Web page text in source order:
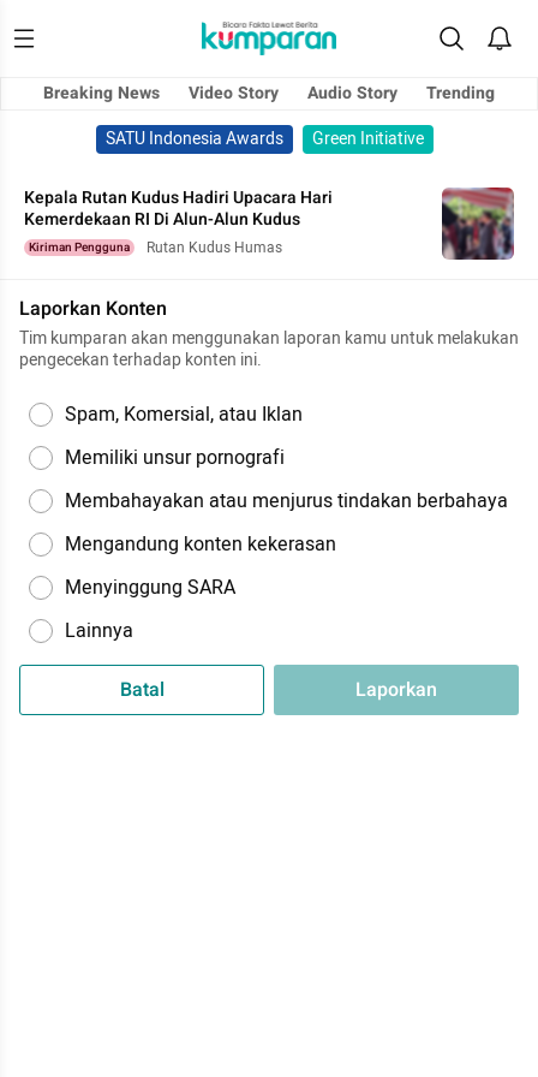
Breaking News Video Story Audio Story
Trending
SATU Indonesia Awards
Green Initiative
Kepala Rutan Kudus Hadiri Upacara Hari
Kemerdekaan RI Di Alun-Alun Kudus
Kiriman Pengguna Rutan Kudus Humas
Laporkan Konten
Tim kumparan akan menggunakan laporan kamu untuk melakukan
pengecekan terhadap konten ini.
Spam, Komersial, atau Iklan
Memiliki unsur pornografi
Membahayakan atau menjurus tindakan berbahaya
Mengandung konten kekerasan
Menyinggung SARA
Lainnya
Batal Laporkan